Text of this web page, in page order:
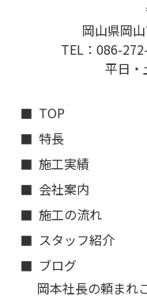
岡山県岡
TEL：086-
平日・
TOP
特長
施工実績
会社案内
施工の流れ
スタッフ紹介
ブログ
岡本社長の頼まれ